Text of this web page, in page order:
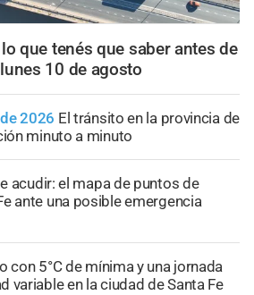
que tenés que saber antes de
10 de agosto
2026 El tránsito en la provincia de
minuto a minuto
acudir: el mapa de puntos de
ante una posible emergencia
con 5°C de mínima y una jornada
variable en la ciudad de Santa Fe